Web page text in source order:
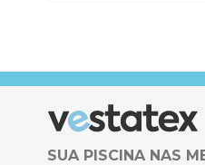
SUA PISCINA NAS